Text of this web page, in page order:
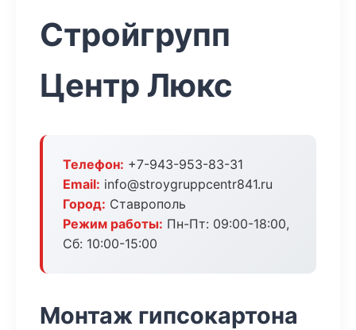
Стройгрупп
Центр Люкс
Телефон: +7-943-953-83-31
Email: info@stroygruppcentr841.ru
Город: Ставрополь
Режим работы: Пн-Пт: 09:00-18:00,
Сб: 10:00-15:00
Монтаж гипсокартона